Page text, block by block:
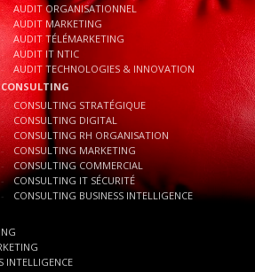
AUDIT ORGANISATIONNEL
AUDIT MARKETING
AUDIT TÉLÉMARKETING
AUDIT IT NTIC
AUDIT TECHNOLOGIES & INNOVATION
CONSULTING
CONSULTING STRATÉGIQUE
CONSULTING DIGITAL
CONSULTING RH ORGANISATION
CONSULTING MARKETING
CONSULTING COMMERCIAL
CONSULTING IT SÉCURITÉ
CONSULTING BUSINESS INTELLIGENCE
INTELLIGENCE